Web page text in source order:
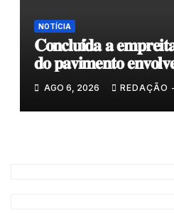
NOTÍCIA
𝐂𝐨𝐧𝐜𝐥𝐮𝐢́𝐝𝐚 𝐚
𝐝𝐨 𝐩𝐚𝐯𝐢𝐦𝐞𝐧𝐭𝐨
𝐂𝐨𝐯𝐚𝐬
AGO 6, 2026 REDAÇÃO